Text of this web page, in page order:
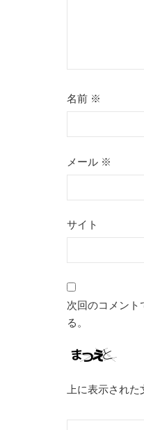
名前 ※
メール ※
サイト
次回のコメント
る。
上に表示され